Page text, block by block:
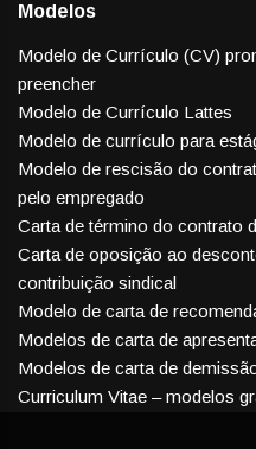
Modelos
Modelo de Currículo (CV)
preencher
Modelo de Currículo Lattes
Modelo de currículo para
Modelo de rescisão do
pelo empregado
Carta de término do contrato
Carta de oposição ao
contribuição sindical
Modelo de carta de
Modelos de carta de
Modelos de carta de
Curriculum Vitae – modelos